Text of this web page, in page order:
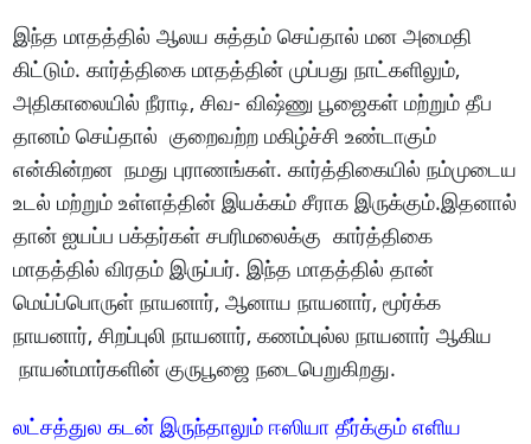
இந்த மாதத்தில் ஆலய சுத்தம் செய்தால் மன அமைதி
கிட்டும். கார்த்திகை மாதத்தின் முப்பது நாட்களிலும்,
அதிகாலையில் நீராடி, சிவ- விஷ்ணு பூஜைகள் மற்றும் தீப
தானம் செய்தால் குறைவற்ற மகிழ்ச்சி உண்டாகும்
என்கின்றன நமது புராணங்கள். கார்த்திகையில் நம்முடைய
உடல் மற்றும் உள்ளத்தின் இயக்கம் சீராக இருக்கும்.இதனால்
தான் ஐயப்ப பக்தர்கள் சபரிமலைக்கு கார்த்திகை
மாதத்தில் விரதம் இருப்பர். இந்த மாதத்தில் தான்
மெய்ப்பொருள் நாயனார், ஆனாய நாயனார், மூர்க்க
நாயனார், சிறப்புலி நாயனார், கணம்புல்ல நாயனார் ஆகிய
நாயன்மார்களின் குருபூஜை நடைபெறுகிறது.
லட்சத்துல கடன் இருந்தாலும் ஈஸியா தீர்க்கும் எளிய